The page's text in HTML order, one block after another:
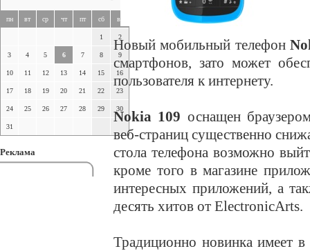
пн вт ср чт пт сб вс
1 2
3 4 5 6 7 8 9
10 11 12 13 14 15 16
17 18 19 20 21 22 23
24 25 26 27 28 29 30
31
Реклама
Новый мобильный телефон
смартфонов, зато может
пользователя к интернету.
Nokia 109 оснащен
веб-страниц существенно
стола телефона возможно
кроме того в магазине
интересных приложений, а
десять хитов от ElectronicArts.
Традиционно новинка имеет в